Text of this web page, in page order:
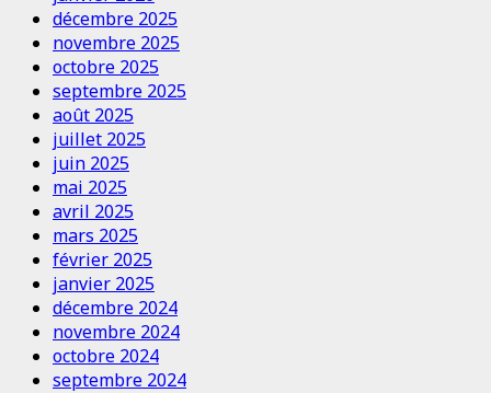
décembre 2025
novembre 2025
octobre 2025
septembre 2025
août 2025
juillet 2025
juin 2025
mai 2025
avril 2025
mars 2025
février 2025
janvier 2025
décembre 2024
novembre 2024
octobre 2024
septembre 2024